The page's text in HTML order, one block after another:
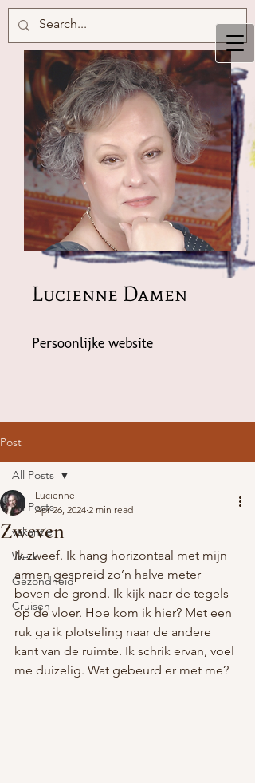
Lucienne Damen
Persoonlijke website
Post
All Posts
vakantie
Werk
Gezondheid
Cruisen
All Posts
Zweven
Lucienne
Apr 26, 2024 2 min read
Ik zweef. Ik hang horizontaal met mijn
armen gespreid zo’n halve meter
boven de grond. Ik kijk naar de tegels
op de vloer. Hoe kom ik hier? Met een
ruk ga ik plotseling naar de andere
kant van de ruimte. Ik schrik ervan, voel
me duizelig. Wat gebeurd er met me?